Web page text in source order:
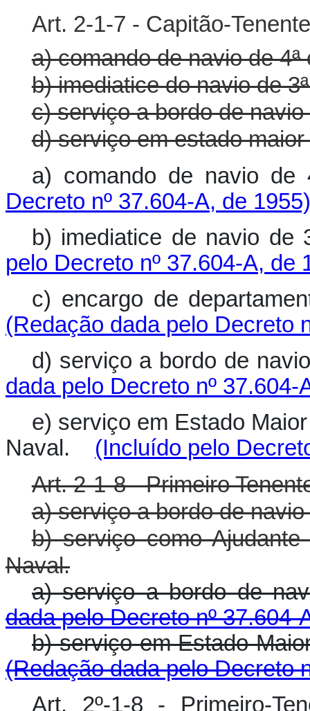
Art. 2-1-7 - Capitão-
a) comando de navio de 4ª
b) imediatice do navio de
c) serviço a bordo de navio
d) serviço em estado
a) comando de navio
Decreto nº 37.604-A, de 1955)
b) imediatice de navio
pelo Decreto nº 37.604-A, de
c) encargo de
(Redação dada pelo Decreto
d) serviço a bordo de
dada pelo Decreto nº 37.604-
e) serviço em Estado
Naval. (Incluído pelo
Art. 2-1-8 - Primeiro
a) serviço a bordo de
b) serviço como
Naval.
a) serviço a bordo de
dada pelo Decreto nº 37.604-
b) serviço em Estado
(Redação dada pelo Decreto
Art. 2º-1-8 - Primeiro-